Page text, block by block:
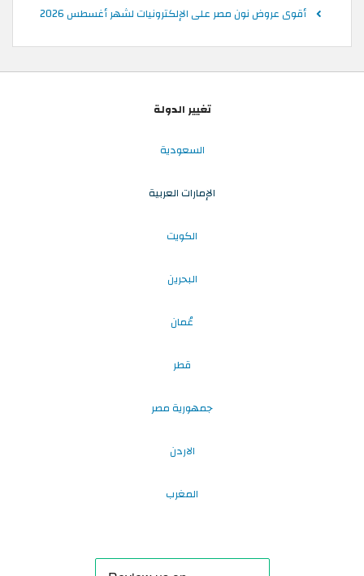
أقوى عروض نون مصر على الإلكترونيات لشهر أغسطس 2026
تغيير الدولة
السعودية
الإمارات العربية
الكويت
البحرين
عُمان
قطر
جمهورية مصر
الاردن
المغرب